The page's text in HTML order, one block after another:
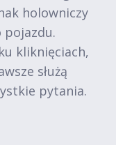
holowniczy
pojazdu.
kliknięciach,
służą
pytania.